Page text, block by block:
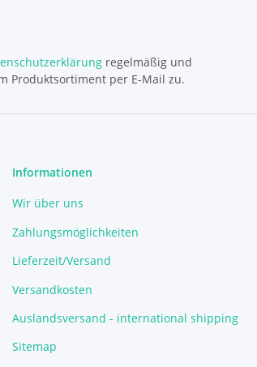
regelmäßig und
Produktsortiment per E-Mail zu.
Informationen
Wir über uns
Zahlungsmöglichkeiten
Lieferzeit/Versand
Versandkosten
Auslandsversand - international shipping
Sitemap